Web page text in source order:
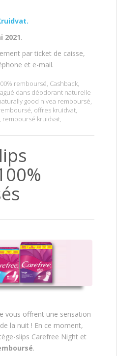
2021.
par ticket de caisse,
et e-mail.
remboursé, Cashback,
dans déodorant naturelle
good nivea remboursé,
, offres kruidvat,
, remboursé kruidvat,
vous offrent une sensation
la nuit ! En ce moment,
slips Carefree Night et
.